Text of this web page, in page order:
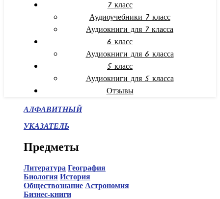
7 класс
Аудиоучебники 7 класс
Аудиокниги для 7 класса
6 класс
Аудиокниги для 6 класса
5 класс
Аудиокниги для 5 класса
Отзывы
АЛФАВИТНЫЙ
УКАЗАТЕЛЬ
Предметы
Литература География
Биология История
Обществознание Астрономия
Бизнес-книги